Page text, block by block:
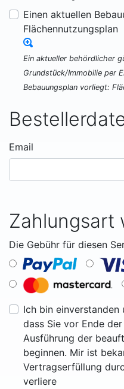
Einen aktuellen
Flächennutzungsplan
Ein aktueller behördlicher
Grundstück/Immobilie per
Bebauungsplan vorliegt:
Email
Zahlungsart
Die Gebühr für diesen
Ich bin einverstanden
dass Sie vor Ende
Ausführung der
beginnen. Mir ist
Vertragserfüllung
verliere